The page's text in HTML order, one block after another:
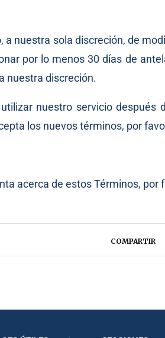
a nuestra sola discreción, de
por lo menos 30 días de
nuestra discreción.
nuestro servicio
los nuevos términos, por
acerca de estos Términos, por
COMPARTIR